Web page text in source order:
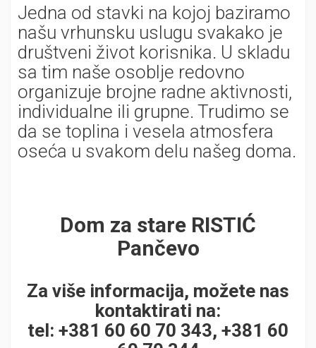
Jedna od stavki na kojoj baziramo
našu vrhunsku uslugu svakako je
društveni život korisnika. U skladu
sa tim naše osoblje redovno
organizuje brojne radne aktivnosti,
individualne ili grupne. Trudimo se
da se toplina i vesela atmosfera
oseća u svakom delu našeg doma.
Dom za stare RISTIĆ
Pančevo
Za više informacija, možete nas
kontaktirati na:
tel: +381 60 60 70 343, +381 60